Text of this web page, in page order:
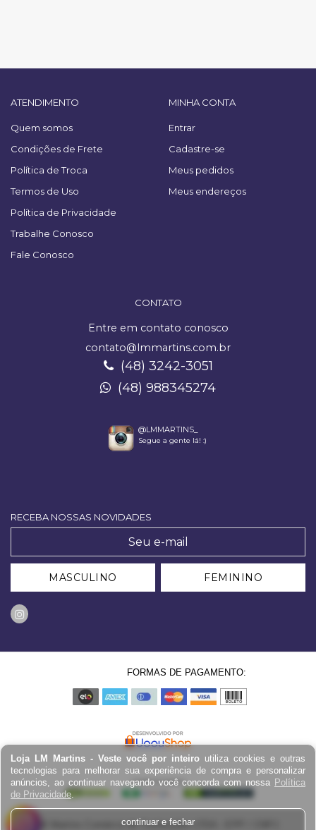
Loja LM Martins - Veste você por inteiro utiliza cookies e outras
tecnologias para melhorar sua experiência de compra e personalizar
anúncios, ao continuar navegando você concorda com nossa Política
de Privacidade
continuar e fechar
ATENDIMENTO
Quem somos
Condições de Frete
Política de Troca
Termos de Uso
Política de Privacidade
Trabalhe Conosco
Fale Conosco
MINHA CONTA
Entrar
Cadastre-se
Meus pedidos
Meus endereços
CONTATO
Entre em contato conosco
contato@lmmartins.com.br
(48) 3242-3051
(48) 988345274
@LMMARTINS_
Segue a gente lá! :)
RECEBA NOSSAS NOVIDADES
MASCULINO FEMININO
FORMAS DE PAGAMENTO:
LM Martins Comércio de Confecções LTDA - EPP / CNPJ: